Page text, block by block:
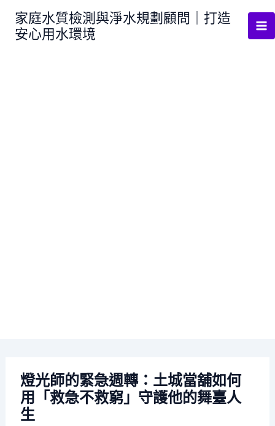
家庭水質檢測與淨水規劃顧問｜打造
安心用水環境
燈光師的緊急週轉：土城當舖如何
用「救急不救窮」守護他的舞臺人
生